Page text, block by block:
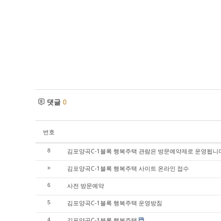
댓글 0
번호
8 김포양곡C-1블록 행복주택 관람은 방문예약제로 운영됩니
» 김포양곡C-1블록 행복주택 사이트 온라인 접수
6 사전 방문예약
5 김포양곡C-1블록 행복주택 운영방침
4